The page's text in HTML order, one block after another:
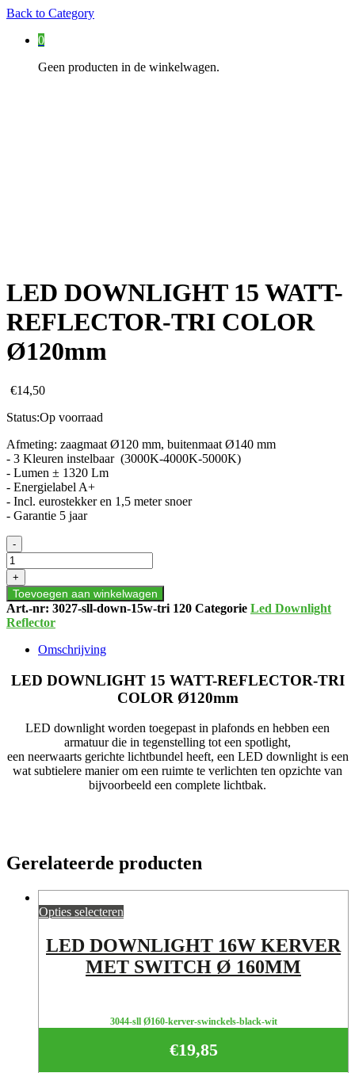
Back to Category
0
Geen producten in de winkelwagen.
LED DOWNLIGHT 15 WATT-
REFLECTOR-TRI COLOR
Ø120mm
€14,50
Status:Op voorraad
Afmeting: zaagmaat Ø120 mm, buitenmaat Ø140 mm
- 3 Kleuren instelbaar (3000K-4000K-5000K)
- Lumen ± 1320 Lm
- Energielabel A+
- Incl. eurostekker en 1,5 meter snoer
- Garantie 5 jaar
LED
DOWNLIGHT
15
WATT-
REFLECTOR-
TRI
COLOR
aantal
-
+
Toevoegen aan winkelwagen
Art.-nr: 3027-sll-down-15w-tri 120 Categorie Led Downlight
Reflector
Omschrijving
LED DOWNLIGHT 15 WATT-REFLECTOR-TRI
COLOR Ø120mm
LED downlight worden toegepast in plafonds en hebben een
armatuur die in tegenstelling tot een spotlight,
een neerwaarts gerichte lichtbundel heeft, een LED downlight is een
wat subtielere manier om een ruimte te verlichten ten opzichte van
bijvoorbeeld een complete lichtbak.
Gerelateerde producten
Opties selecteren
LED DOWNLIGHT 16W KERVER
MET SWITCH Ø 160MM
3044-sll Ø160-kerver-swinckels-black-wit
€19,85